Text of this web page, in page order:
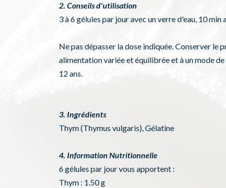
2. Conseils d'utilisation
3 à 6 gélules par jour avec un verre d'eau, 10 min
Ne pas dépasser la dose indiquée. Conserver
alimentation variée et équilibrée et à un mode
12 ans.
3. Ingrédients
Thym (Thymus vulgaris), Gélatine
4. Information Nutritionnelle
6 gélules par jour vous apportent :
Thym : 1.50 g